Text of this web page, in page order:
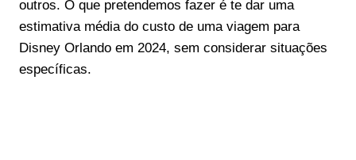
outros. O que pretendemos fazer é te dar uma
estimativa média do custo de uma viagem para
Disney Orlando em 2024, sem considerar situações
específicas.